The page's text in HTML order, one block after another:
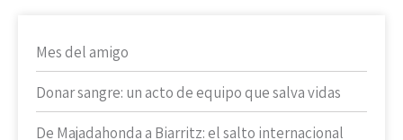
Mes del amigo
Donar sangre: un acto de equipo que salva vidas
De Majadahonda a Biarritz: el salto internacional